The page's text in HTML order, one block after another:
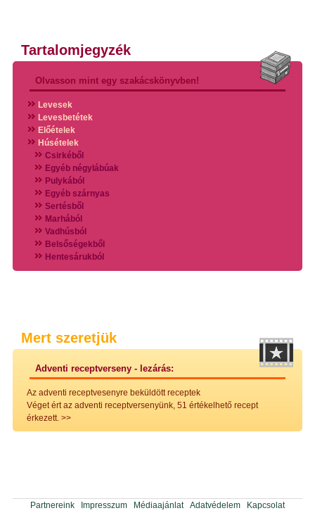
Tartalomjegyzék
Olvasson mint egy szakácskönyvben!
Levesek
Levesbetétek
Előételek
Húsételek
Csirkéből
Egyéb négylábúak
Pulykából
Egyéb szárnyas
Sertésből
Marhából
Vadhúsból
Belsőségekből
Hentesárukból
Vadszárnyasokból
Köretek
Klasszikus főzelékek
Zöldséges ételek
Hidegkonyhai készítmények
Főtt tészták
Zsiradékban sült tészták
Sütőben sült tészták
Házi befőzés
Pácok
Mert szeretjük
Adventi receptverseny - lezárás:
Az adventi receptvesenyre beküldött receptek
Véget ért az adventi receptversenyünk, 51 értékelhető recept
érkezett. >>
Partnereink Impresszum Médiaajánlat Adatvédelem Kapcsolat